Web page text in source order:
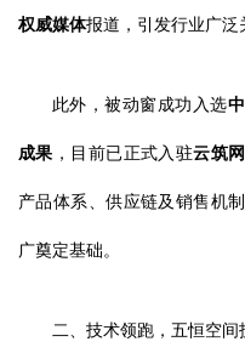
权威媒体报道，引发行业广泛
此外，被动窗成功入选
成果 ，目前已正式入驻云筑网
产品体系、供应链及销售机
广奠定基础。
二、技术领跑，五恒空间